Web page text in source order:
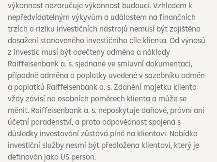
výkonnost nezaručuje výkonnost budoucí. Vzhledem k
nepředvídatelným výkyvům a událostem na finančních
trzích a riziku investičních nástrojů nemusí být zajištěno
dosažení stanoveného investičního cíle klienta. Od výnosů
z investic musí být odečteny odměna a náklady
Raiffeisenbank a. s. sjednané ve smluvní dokumentaci,
případně odměna a poplatky uvedené v sazebníku odměn
a poplatků Raiffeisenbank a. s. Zdanění majetku klienta
vždy závisí na osobních poměrech klienta a může se
měnit. Raiffeisenbank a. s. neposkytuje daňové, právní ani
účetní poradenství, a proto odpovědnost spojená s
důsledky investování zůstává plně na klientovi. Nabídka
investiční služby nesmí být předložena klientovi, který je
definován jako US person.